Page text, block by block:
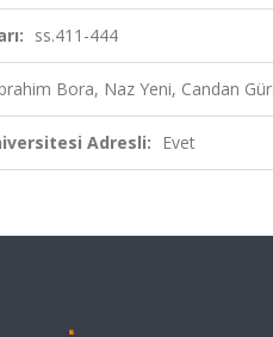
ss.411-444
Bora, Naz Yeni, Candan
Adresli: Evet